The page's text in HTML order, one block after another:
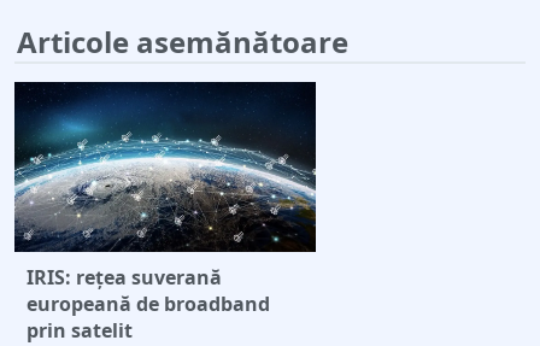
Articole asemănătoare
IRIS: rețea suverană
europeană de broadband
prin satelit